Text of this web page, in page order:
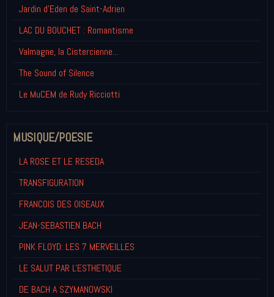
Jardin d'Eden de Saint-Adrien
LAC DU BOUCHET : Romantisme
Valmagne, la Cistercienne...
The Sound of Silence
Le MuCEM de Rudy Ricciotti
MUSIQUE/POESIE
LA ROSE ET LE RESEDA
TRANSFIGURATION
FRANCOIS DES OISEAUX
JEAN-SEBASTIEN BACH
PINK FLOYD: LES 7 MERVEILLES
LE SALUT PAR L'ESTHETIQUE
DE BACH A SZYMANOWSKI